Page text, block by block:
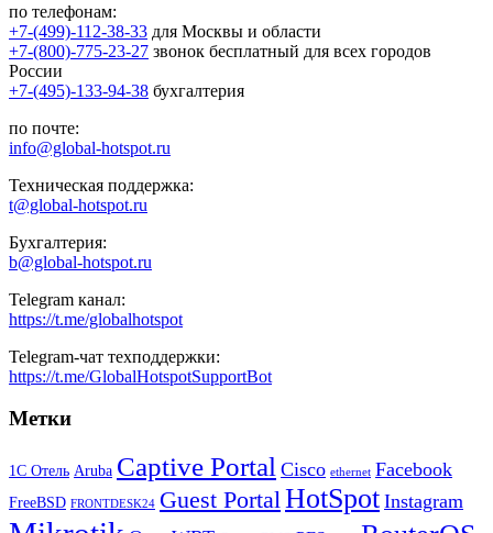
по телефонам:
+7-(499)-112-38-33 для Москвы и области
+7-(800)-775-23-27 звонок бесплатный для всех городов
России
+7-(495)-133-94-38 бухгалтерия
по почте:
info@global-hotspot.ru
Техническая поддержка:
t@global-hotspot.ru
Бухгалтерия:
b@global-hotspot.ru
Telegram канал:
https://t.me/globalhotspot
Telegram-чат техподдержки:
https://t.me/GlobalHotspotSupportBot
Метки
1С Отель Aruba Captive Portal Cisco ethernet Facebook
FreeBSD FRONTDESK24 Guest PortalHotSpot Instagram